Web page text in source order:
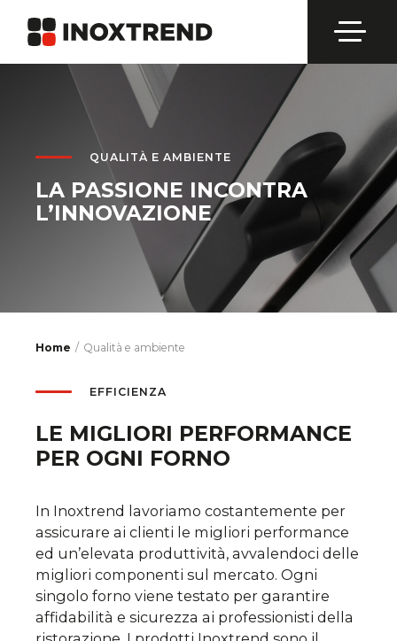
QUALITÀ E AMBIENTE
LA PASSIONE INCONTRA
L’INNOVAZIONE
Home Qualità e ambiente
EFFICIENZA
LE MIGLIORI PERFORMANCE
PER OGNI FORNO
In Inoxtrend lavoriamo costantemente per
assicurare ai clienti le migliori performance
ed un’elevata produttività, avvalendoci delle
migliori componenti sul mercato. Ogni
singolo forno viene testato per garantire
affidabilità e sicurezza ai professionisti della